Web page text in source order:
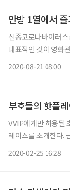
안방 1열에서
신종코로나바이러
대표적인 것이 영화
2020-08-21 08:00
부호들의 핫플
VVIP에게만 허용된
레이스를 소개한다. 글 브라보 마이 라이프 편집국 bravo@etoday.co.kr ◇ 쿠알라룸푸르
2020-02-25 16:28